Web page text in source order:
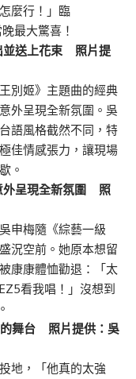
麼行！」臨
最大驚喜！
並送上花束 照片提
別姬》主題曲的經典
外呈現全新氛圍。吳
語風格截然不同，特
佳情感張力，讓現場
。
外呈現全新氛圍 照
申梅隨《綜藝一級
況空前。她原本想留
康康體恤勸退：「太
看我唱！」沒想到
的舞台 照片提供：吳
地，「他真的太強